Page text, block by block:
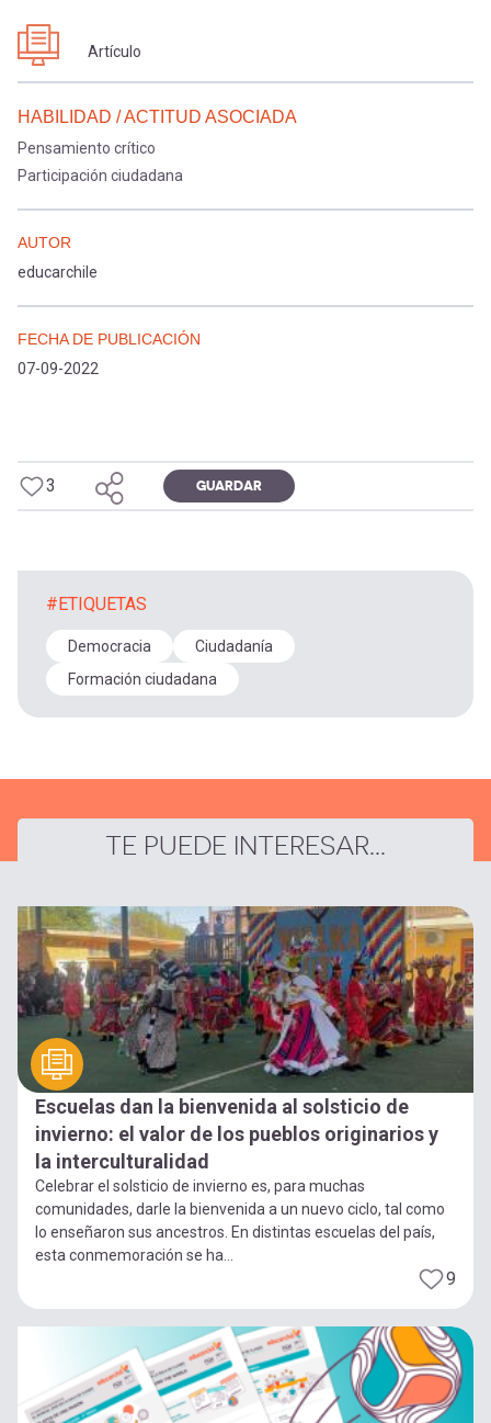
Artículo
HABILIDAD / ACTITUD ASOCIADA
Pensamiento crítico
Participación ciudadana
AUTOR
educarchile
FECHA DE PUBLICACIÓN
07-09-2022
3 GUARDAR
#ETIQUETAS
Democracia
Ciudadanía
Formación ciudadana
TE PUEDE INTERESAR...
Escuelas dan la bienvenida al solsticio de
invierno: el valor de los pueblos originarios y
la interculturalidad
Celebrar el solsticio de invierno es, para muchas
comunidades, darle la bienvenida a un nuevo ciclo, tal como
lo enseñaron sus ancestros. En distintas escuelas del país,
esta conmemoración se ha...
9